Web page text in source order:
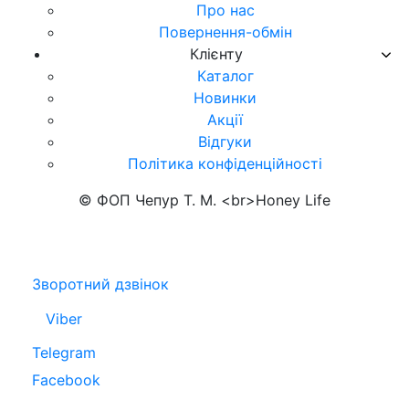
Про нас
Повернення-обмін
Клієнту
Каталог
Новинки
Акції
Відгуки
Політика конфіденційності
© ФОП Чепур Т. М. <br>Honey Life
Зворотний дзвінок
Viber
Telegram
Facebook